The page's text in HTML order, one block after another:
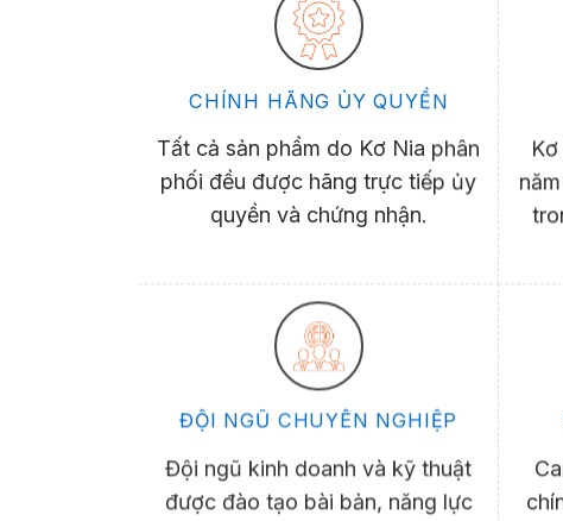
CHÍNH HÃNG ỦY QUYỀN
Tất cả sản phẩm do Kơ Nia phân
phối đều được hãng trực tiếp ủy
quyền và chứng nhận.
ĐỘI NGŨ CHUYÊN NGHIỆP
Đội ngũ kinh doanh và kỹ thuật
được đào tạo bài bản, năng lực